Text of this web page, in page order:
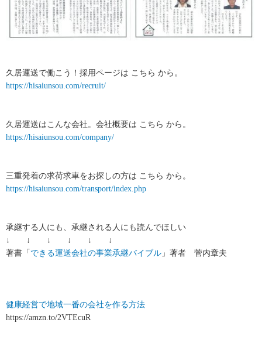
久居運送で働こう！採用ページは こちら から。
https://hisaiunsou.com/recruit/
久居運送はこんな会社。会社概要は こちら から。
https://hisaiunsou.com/company/
三重発着の求荷求車をお探しの方は こちら から。
https://hisaiunsou.com/transport/index.php
承継する人にも、承継される人にも読んでほしい
↓ ↓ ↓ ↓ ↓ ↓
著書「 できる運送会社の事業承継バイブル 」著者 菅内章夫
健康経営で地域一番の会社を作る方法
https://amzn.to/2VTEcuR